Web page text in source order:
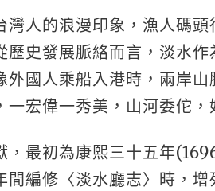
灣人的浪漫印象，漁人碼
歷史發展脈絡而言，淡水
外國人乘船入港時，兩岸
一宏偉一秀美，山河委佗，
，最初為康熙三十五年
間編修〈淡水廳志〉時，增